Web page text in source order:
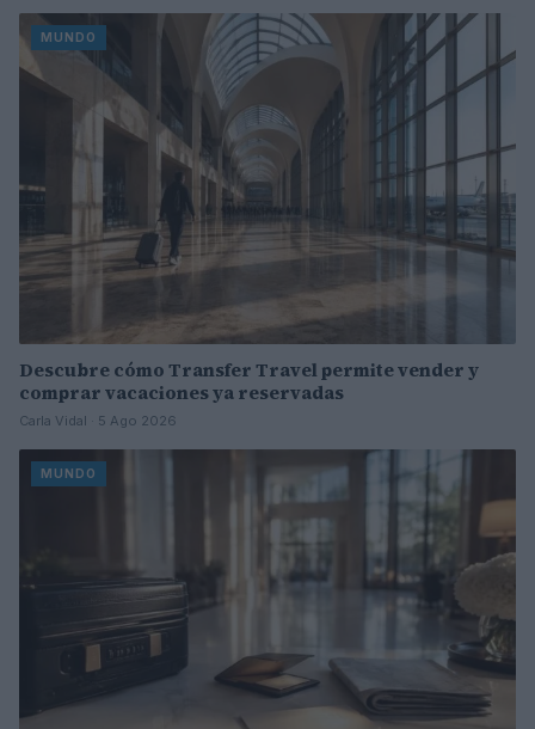
MUNDO
Descubre cómo Transfer Travel permite vender y
comprar vacaciones ya reservadas
Carla Vidal · 5 Ago 2026
MUNDO